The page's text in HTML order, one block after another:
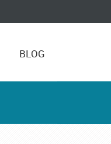
BLOG